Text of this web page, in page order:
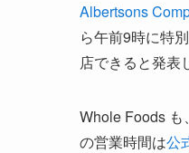
Albertsons
ら午前9時に特
店できると発表
Whole Foods
の営業時間は公